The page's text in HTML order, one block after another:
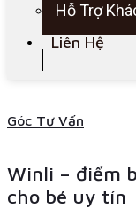
Hỗ Trợ
Liên Hệ
Góc Tư Vấn
Winli – điểm
cho bé uy tín